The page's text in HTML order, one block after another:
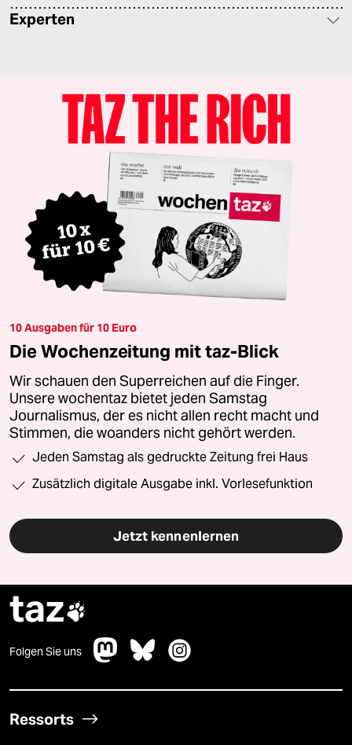
Experten
10 Ausgaben für 10 Euro
Die Wochenzeitung mit taz-Blick
Wir schauen den Superreichen auf die Finger.
Unsere wochentaz bietet jeden Samstag
Journalismus, der es nicht allen recht macht und
Stimmen, die woanders nicht gehört werden.
Jeden Samstag als gedruckte Zeitung frei Haus
Zusätzlich digitale Ausgabe inkl. Vorlesefunktion
Jetzt kennenlernen
taz
Folgen Sie uns
Ressorts